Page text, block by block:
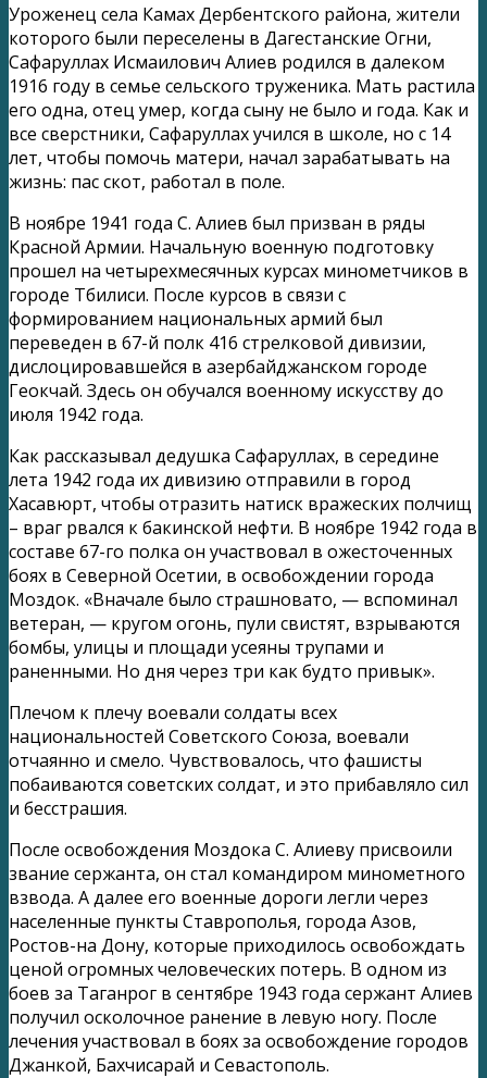
Уроженец села Камах Дербентского района, жители
которого были переселены в Дагестанские Огни,
Сафаруллах Исмаилович Алиев родился в далеком
1916 году в семье сельского труженика. Мать растила
его одна, отец умер, когда сыну не было и года. Как и
все сверстники, Сафаруллах учился в школе, но с 14
лет, чтобы помочь матери, начал зарабатывать на
жизнь: пас скот, работал в поле.
В ноябре 1941 года С. Алиев был призван в ряды
Красной Армии. Начальную военную подготовку
прошел на четырехмесячных курсах минометчиков в
городе Тбилиси. После курсов в связи с
формированием национальных армий был
переведен в 67-й полк 416 стрелковой дивизии,
дислоцировавшейся в азербайджанском городе
Геокчай. Здесь он обучался военному искусству до
июля 1942 года.
Как рассказывал дедушка Сафаруллах, в середине
лета 1942 года их дивизию отправили в город
Хасавюрт, чтобы отразить натиск вражеских полчищ
– враг рвался к бакинской нефти. В ноябре 1942 года в
составе 67-го полка он участвовал в ожесточенных
боях в Северной Осетии, в освобождении города
Моздок. «Вначале было страшновато, — вспоминал
ветеран, — кругом огонь, пули свистят, взрываются
бомбы, улицы и площади усеяны трупами и
раненными. Но дня через три как будто привык».
Плечом к плечу воевали солдаты всех
национальностей Советского Союза, воевали
отчаянно и смело. Чувствовалось, что фашисты
побаиваются советских солдат, и это прибавляло сил
и бесстрашия.
После освобождения Моздока С. Алиеву присвоили
звание сержанта, он стал командиром минометного
взвода. А далее его военные дороги легли через
населенные пункты Ставрополья, города Азов,
Ростов-на Дону, которые приходилось освобождать
ценой огромных человеческих потерь. В одном из
боев за Таганрог в сентябре 1943 года сержант Алиев
получил осколочное ранение в левую ногу. После
лечения участвовал в боях за освобождение городов
Джанкой, Бахчисарай и Севастополь.